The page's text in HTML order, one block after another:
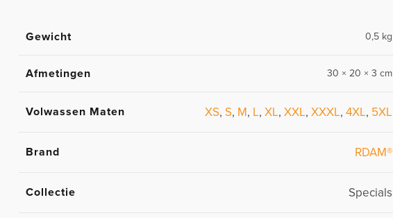
Gewicht 0,5 kg
Afmetingen 30 × 20 × 3 cm
Volwassen Maten XS, S, M, L, XL, XXL, XXXL, 4XL, 5XL
Brand RDAM®
Collectie Specials